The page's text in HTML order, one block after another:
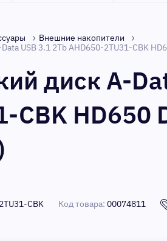
Внешние накопители
USB 3.1 2Tb AHD650-2TU31-CBK
диск A-
CBK HD650
CBK Код товара: 00074811